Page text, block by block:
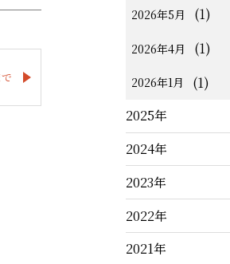
2026年5月 (1)
2026年4月 (1)
2026年1月
(1)
2025年
2024年
2023年
2022年
2021年